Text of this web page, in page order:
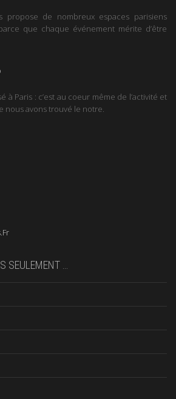
propose de nombreux espaces parisiens
que chaque événement mérite d’être
à Paris : c’est au coeur même de l’activité et
nous avons trouvé le notre.
SEULEMENT …